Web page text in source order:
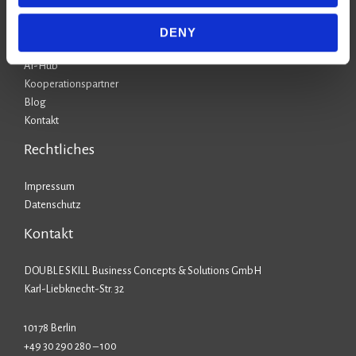
DENY
Stufe 3: KI-Starter
AI-Hub
Kooperationspartner
Blog
Kontakt
Rechtliches
Impressum
Datenschutz
Kontakt
DOUBLE SKILL Business Concepts & Solutions GmbH
Karl-Liebknecht-Str. 32
10178 Berlin
+49 30 290 280 – 100